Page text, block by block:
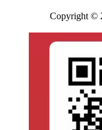
Copyright ©